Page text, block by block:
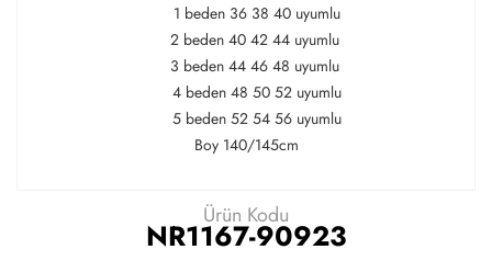
1 beden 36 38 40 uyumlu
2 beden 40 42 44 uyumlu
3 beden 44 46 48 uyumlu
4 beden 48 50 52 uyumlu
5 beden 52 54 56 uyumlu
Boy 140/145cm
Ürün Kodu
NR1167-90923